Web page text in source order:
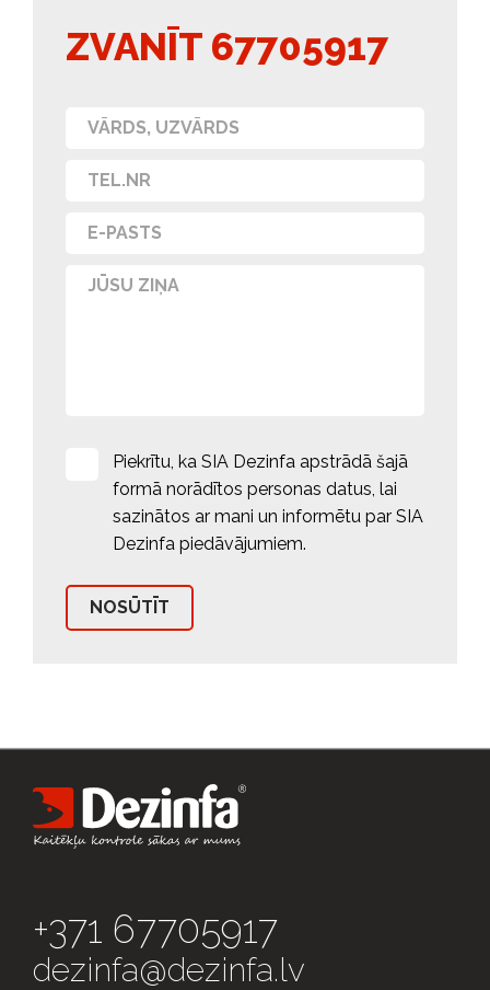
ZVANĪT 67705917
Piekrītu, ka SIA Dezinfa apstrādā šajā
formā norādītos personas datus, lai
sazinātos ar mani un informētu par SIA
Dezinfa piedāvājumiem.
+371 67705917
dezinfa@dezinfa.lv